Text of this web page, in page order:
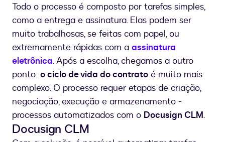
Todo o processo é composto por tarefas simples,
como a entrega e assinatura. Elas podem ser
muito trabalhosas, se feitas com papel, ou
extremamente rápidas com a assinatura
eletrônica. Após a escolha, chegamos a outro
ponto: o ciclo de vida do contrato é muito mais
complexo. O processo requer etapas de criação,
negociação, execução e armazenamento -
processos automatizados com o Docusign CLM.
Docusign CLM